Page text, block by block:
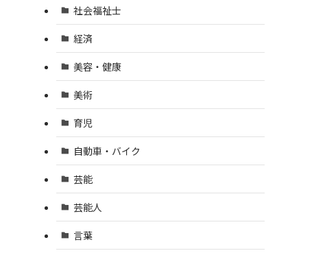
社会福祉士
経済
美容・健康
美術
育児
自動車・バイク
芸能
芸能人
言葉